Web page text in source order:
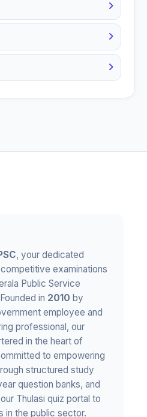
, your dedicated
examinations
Public Service
in 2010 by
employee and
professional, our
in the heart of
to empowering
structured study
question banks, and
Thulasi quiz portal to
in the public sector.